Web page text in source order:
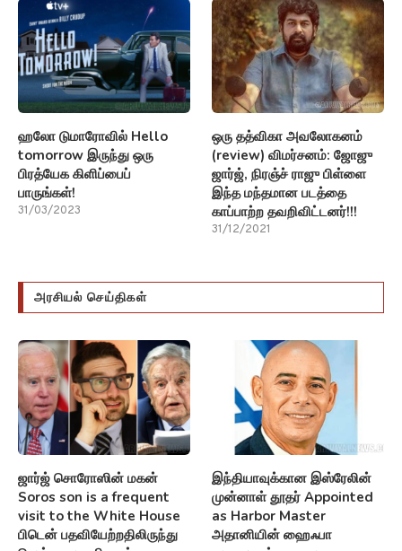
ஹலோ டுமாரோவில் Hello
tomorrow இருந்து ஒரு
பிரத்யேக கிளிப்பைப்
பாருங்கள்!
31/03/2023
ஒரு தத்விகா அவலோகனம்
(review) விமர்சனம்: ஜோஜு
ஜார்ஜ், நிரஞ்ச் ராஜு பிள்ளை
இந்த மந்தமான படத்தை
காப்பாற்ற தவறிவிட்டனர்!!!
31/12/2021
அரசியல் செய்திகள்
ஜார்ஜ் சொரோஸின் மகன்
Soros son is a frequent
visit to the White House
பிடென் பதவியேற்றதிலிருந்து
இந்தியாவுக்கான இஸ்ரேலின்
முன்னாள் தூதர் Appointed
as Harbor Master
அதானியின் ஹைஃபா